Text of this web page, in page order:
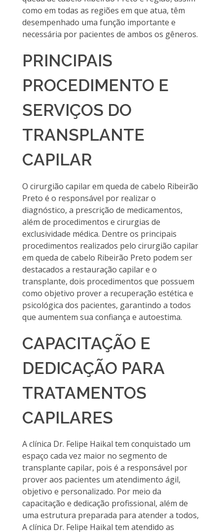
como em todas as regiões em que atua, têm
desempenhado uma função importante e
necessária por pacientes de ambos os gêneros.
PRINCIPAIS
PROCEDIMENTO E
SERVIÇOS DO
TRANSPLANTE
CAPILAR
O cirurgião capilar em queda de cabelo Ribeirão
Preto é o responsável por realizar o
diagnóstico, a prescrição de medicamentos,
além de procedimentos e cirurgias de
exclusividade médica. Dentre os principais
procedimentos realizados pelo cirurgião capilar
em queda de cabelo Ribeirão Preto podem ser
destacados a restauração capilar e o
transplante, dois procedimentos que possuem
como objetivo prover a recuperação estética e
psicológica dos pacientes, garantindo a todos
que aumentem sua confiança e autoestima.
CAPACITAÇÃO E
DEDICAÇÃO PARA
TRATAMENTOS
CAPILARES
A clínica Dr. Felipe Haikal tem conquistado um
espaço cada vez maior no segmento de
transplante capilar, pois é a responsável por
prover aos pacientes um atendimento ágil,
objetivo e personalizado. Por meio da
capacitação e dedicação profissional, além de
uma estrutura preparada para atender a todos,
A clínica Dr. Felipe Haikal tem atendido as